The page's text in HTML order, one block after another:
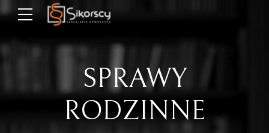
SPRAWY
RODZINNE